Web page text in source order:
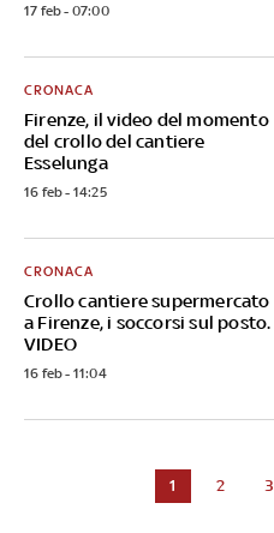
17 feb - 07:00
Firenze, il video del momento
del crollo del cantiere
Esselunga
CRONACA
16 feb - 14:25
Crollo cantiere supermercato
a Firenze, i soccorsi sul posto.
VIDEO
CRONACA
16 feb - 11:04
1 2 3